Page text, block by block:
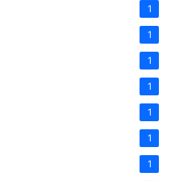
1
1
1
1
1
1
1